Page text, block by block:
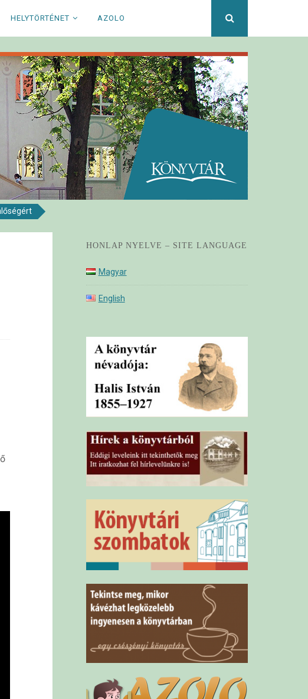
HELYTÖRTÉNET AZOLO
HONLAP NYELVE – SITE LANGUAGE
Magyar
English